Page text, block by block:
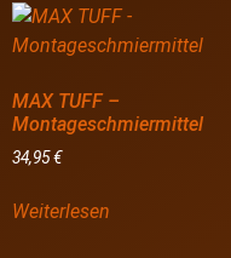
MAX TUFF –
Montageschmiermittel
34,95€
Weiterlesen